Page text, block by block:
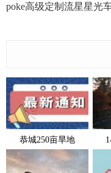
poke高级定制流星星光
恭城250亩旱地